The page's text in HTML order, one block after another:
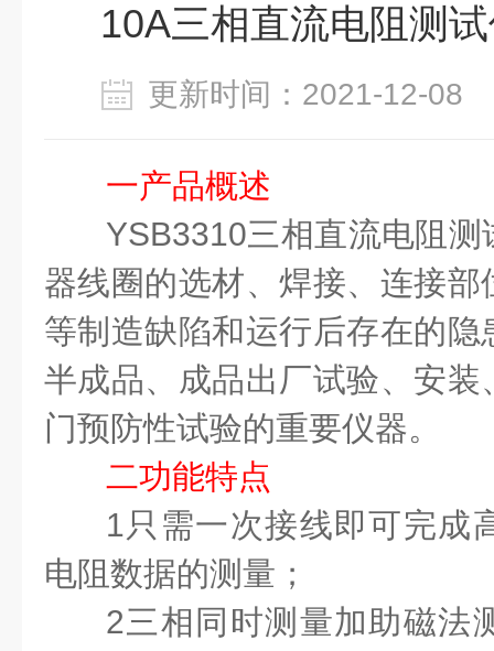
10A三相直流电阻测
更新时间：2021-12-
一产品概述
YSB3310三相直流电阻 测
器线圈的选材、焊接、连接
等制造缺陷和运行后存在的
半成品、成品出厂试验、安
门预防性试验的重要仪器。
二功能特点
1只需一次接线即可完成
电阻数据的测量；
2三相同时测量加助磁法